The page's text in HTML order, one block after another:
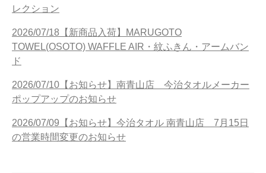
レクション
2026/07/18【新商品入荷】MARUGOTO
TOWEL(OSOTO) WAFFLE AIR・紋ふきん・アームバン
ド
2026/07/10【お知らせ】南青山店 今治タオルメーカー
ポップアップのお知らせ
2026/07/09【お知らせ】今治タオル 南青山店 7月15日
の営業時間変更のお知らせ